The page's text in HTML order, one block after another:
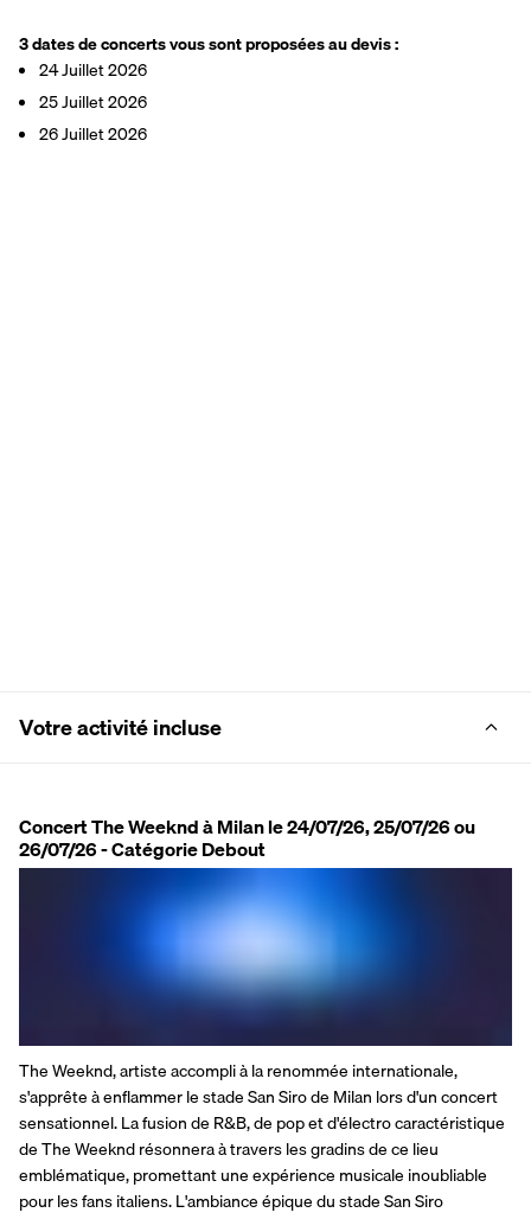
3dates de concerts vous sont proposées au devis :
24 Juillet 2026
25 Juillet 2026
26 Juillet 2026
Votre activité incluse
Concert The Weeknd à Milan le 24/07/26, 25/07/26 ou
26/07/26 - Catégorie Debout
The Weeknd, artiste accompli à la renommée internationale,
s'apprête à enflammer le stade San Siro de Milan lors d'un concert
sensationnel. La fusion de R&B, de pop et d'électro caractéristique
de The Weeknd résonnera à travers les gradins de ce lieu
emblématique, promettant une expérience musicale inoubliable
pour les fans italiens. L'ambiance épique du stade San Siro